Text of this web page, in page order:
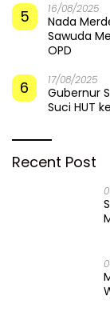
5 16/08/2025
Nada
Sawuda
OPD
6 17/08/2025
Gubernur
Suci HUT
Recent Post